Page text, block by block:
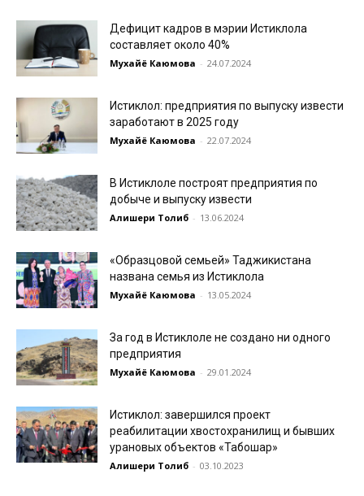
Дефицит кадров в мэрии Истиклола
составляет около 40%
Мухайё Каюмова - 24.07.2024
Истиклол: предприятия по выпуску извести
заработают в 2025 году
Мухайё Каюмова - 22.07.2024
В Истиклоле построят предприятия по
добыче и выпуску извести
Алишери Толиб - 13.06.2024
«Образцовой семьей» Таджикистана
названа семья из Истиклола
Мухайё Каюмова - 13.05.2024
За год в Истиклоле не создано ни одного
предприятия
Мухайё Каюмова - 29.01.2024
Истиклол: завершился проект
реабилитации хвостохранилищ и бывших
урановых объектов «Табошар»
Алишери Толиб - 03.10.2023